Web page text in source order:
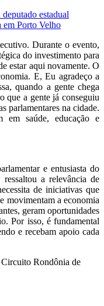
estadual
em Porto Velho
Durante o evento,
do investimento para
estar aqui novamente. O
E, Eu agradeço a
quando a gente chega
que a gente já conseguiu
parlamentares na cidade.
em saúde, educação e
e entusiasta do
a relevância de
de iniciativas que
movimentam a economia
geram oportunidades
Por isso, é fundamental
e recebam apoio cada